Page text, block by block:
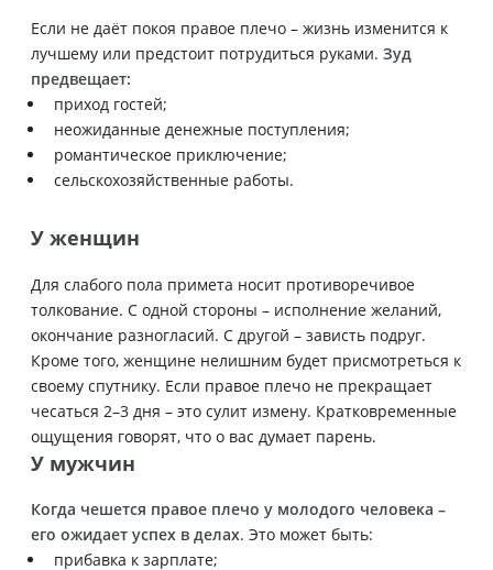
Если не даёт покоя правое плечо – жизнь изменится к
лучшему или предстоит потрудиться руками. Зуд
предвещает:
приход гостей;
неожиданные денежные поступления;
романтическое приключение;
сельскохозяйственные работы.
У женщин
Для слабого пола примета носит противоречивое
толкование. С одной стороны – исполнение желаний,
окончание разногласий. С другой – зависть подруг.
Кроме того, женщине нелишним будет присмотреться к
своему спутнику. Если правое плечо не прекращает
чесаться 2–3 дня – это сулит измену. Кратковременные
ощущения говорят, что о вас думает парень.
У мужчин
Когда чешется правое плечо у молодого человека –
его ожидает успех в делах. Это может быть:
прибавка к зарплате;